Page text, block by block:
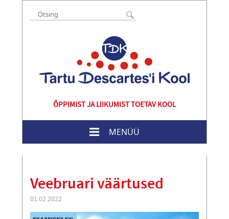
ÕPPIMIST JA LIIKUMIST TOETAV KOOL
MENÜÜ
Veebruari väärtused
01.02.2022